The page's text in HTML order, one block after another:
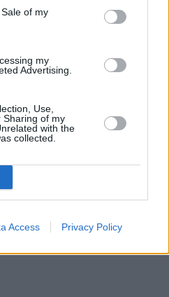
of my
my
Advertising.
Use,
Sharing of my
with the
collected.
Access Privacy Policy
cookies•